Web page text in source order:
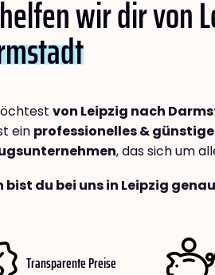
wir dir von
von Leipzig nach
ein professionelles &
, das sich um
bist du bei uns in Leipzig
Transparente Preise